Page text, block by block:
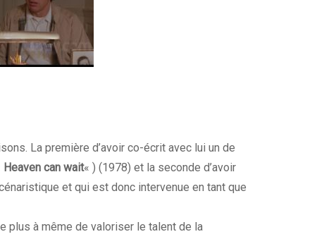
La première d’avoir co-écrit avec lui un de
Heaven can wait« ) (1978) et la seconde d’avoir
et qui est donc intervenue en tant que
plus à même de valoriser le talent de la